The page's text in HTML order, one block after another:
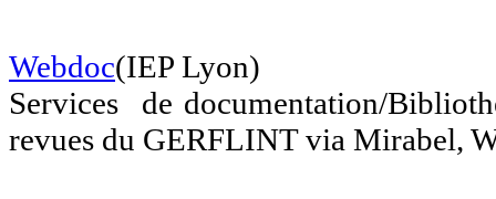
Webdoc(IEP Lyon)
Services de documentation/
revues du GERFLINT via Mirabel,